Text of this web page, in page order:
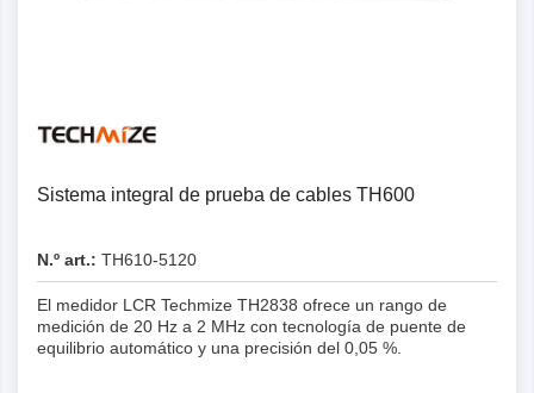
Sistema integral de prueba de cables TH600
N.º art.: TH610-5120
El medidor LCR Techmize TH2838 ofrece un rango de
medición de 20 Hz a 2 MHz con tecnología de puente de
equilibrio automático y una precisión del 0,05 %.